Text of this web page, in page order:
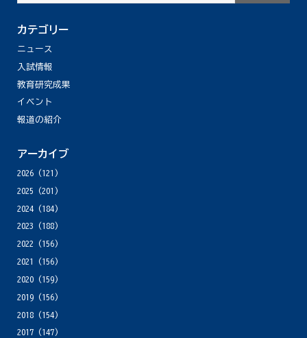
カテゴリー
ニュース
入試情報
教育研究成果
イベント
報道の紹介
アーカイブ
2026(121)
2025 (201)
2024(184)
2023 (188)
2022 (156)
2021
(156)
2020(159)
2019(156)
2018(154)
2017(147)